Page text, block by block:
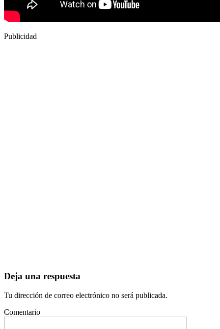
Publicidad
Deja una respuesta
Tu dirección de correo electrónico no será publicada.
Comentario